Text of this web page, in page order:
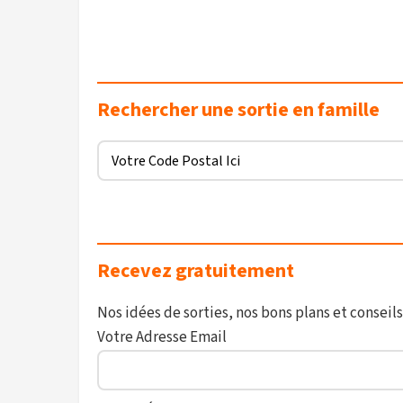
Rechercher une sortie en famille
Recevez gratuitement
Nos idées de sorties, nos bons plans et
Votre Adresse Email